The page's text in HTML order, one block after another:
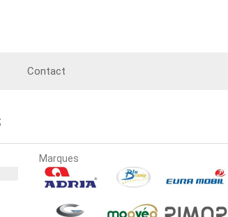
Contact
Marques